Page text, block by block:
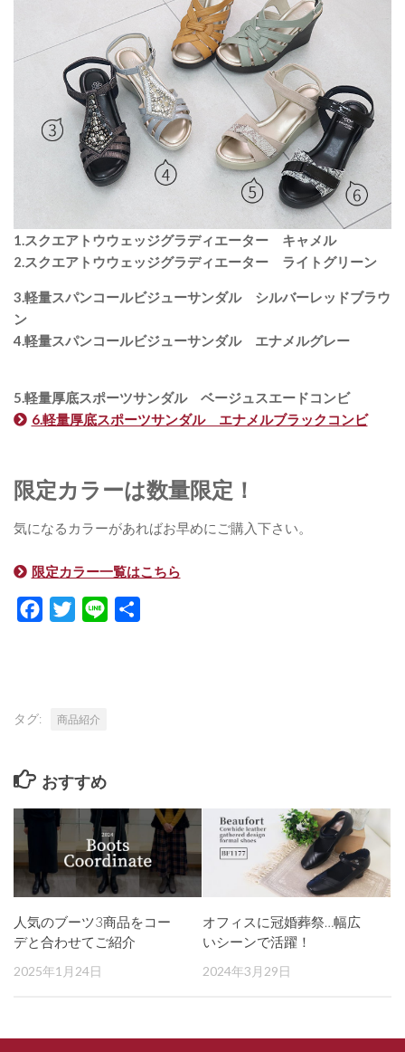
1.スクエアトウウェッジグラディエーター キャメル
2.スクエアトウウェッジグラディエーター ライトグリーン
3.軽量スパンコールビジューサンダル シルバーレッドブラウ
ン
4.軽量スパンコールビジューサンダル エナメルグレー
5.軽量厚底スポーツサンダル ベージュスエードコンビ
6.軽量厚底スポーツサンダル エナメルブラックコンビ
限定カラーは数量限定！
気になるカラーがあればお早めにご購入下さい。
限定カラー一覧はこちら
Facebook
TwitterLine
タグ: 商品紹介
おすすめ
人気のブーツ3商品をコー
デと合わせてご紹介
2025年1月24日
オフィスに冠婚葬祭…幅広
いシーンで活躍！
2024年3月29日